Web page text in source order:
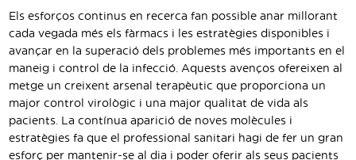
Els esforços continus en recerca fan possible anar millorant
cada vegada més els fàrmacs i les estratègies disponibles i
avançar en la superació dels problemes més importants en el
maneig i control de la infecció. Aquests avenços ofereixen al
metge un creixent arsenal terapèutic que proporciona un
major control virològic i una major qualitat de vida als
pacients. La contínua aparició de noves molècules i
estratègies fa que el professional sanitari hagi de fer un gran
esforç per mantenir-se al dia i poder oferir als seus pacients